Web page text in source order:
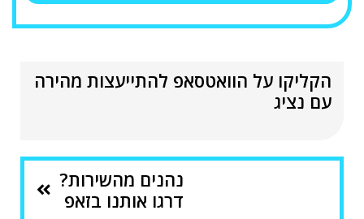
הקליקו על הוואטסאפ להתייעצות מהירה
עם נציג
נהנים מהשירות?
דרגו אותנו בזאפ